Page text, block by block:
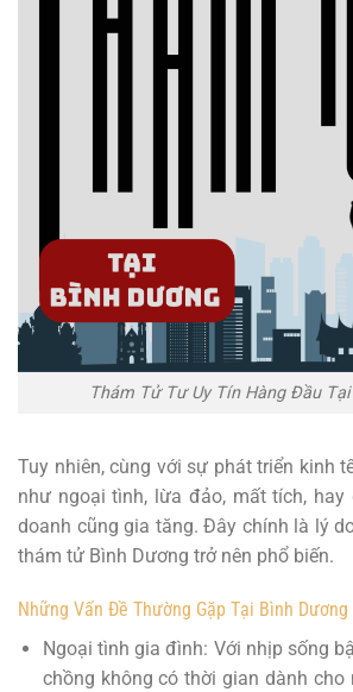
Thám Tử Tư Uy Tín Hàng Đầu
Tuy nhiên, cùng với sự phát triển kinh
như ngoại tình, lừa đảo, mất tích, hay
doanh cũng gia tăng. Đây chính là lý
thám tử Bình Dương trở nên phổ biến.
Những Vấn Đề Thường Gặp Tại Bình Dương
Ngoại tình gia đình: Với nhịp sống
chồng không có thời gian dành cho